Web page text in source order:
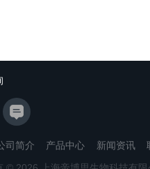
司简介 产品中心 新闻资讯